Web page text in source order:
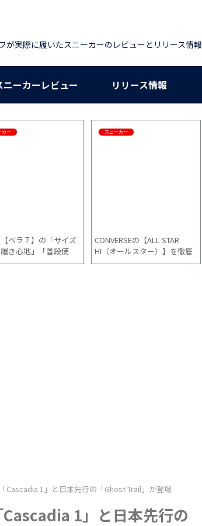
が実際に履いたスニーカーのレビューとリリース情報
ニーカーレビュー リリース情報
カー
ベラ７】の「サイズ
き心地」「普段使
ヵ月間履いた感想
スニーカー
CONVERSEの【ALL STAR
HI（オールスター）】を徹底
的に履きやすく改造してみた
Cascadia 1」と日本先行の「Ghost Trail」が登場
1」と日本先行の